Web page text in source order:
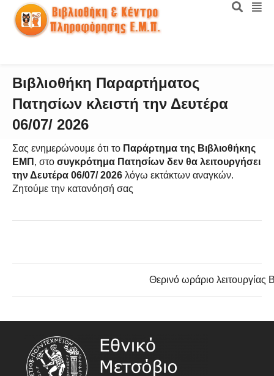
Βιβλιοθήκη Παραρτήματος
Πατησίων κλειστή την Δευτέρα
06/07/ 2026
Σας ενημερώνουμε ότι το Παράρτημα της Βιβλιοθήκης
ΕΜΠ , στο συγκρότημα Πατησίων δεν θα λειτουργήσει
την Δευτέρα 06/07/ 2026 λόγω εκτάκτων αναγκών.
Ζητούμε την κατανόησή σας
Θερινό ωράριο